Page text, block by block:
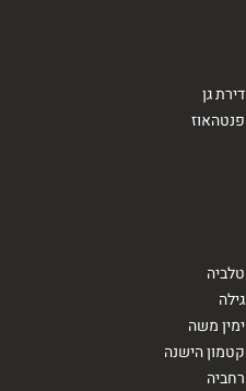
דירת גן
פנטהאוז
טלביה
גילה
ימין משה
קטמון הישנה
רחביה